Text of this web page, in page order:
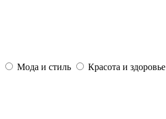
Мода и стиль Красота и здоровье